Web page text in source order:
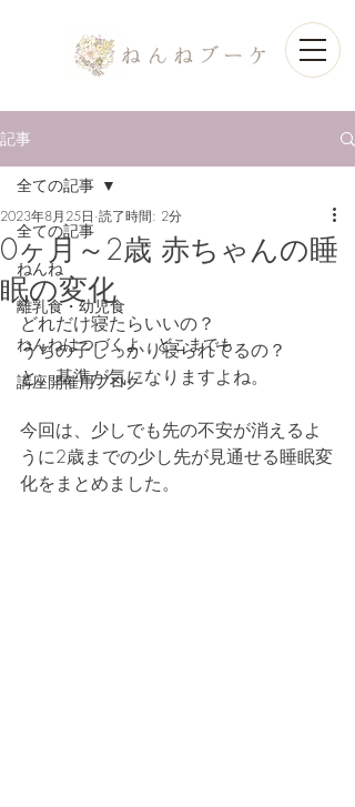
記事
全ての記事
ねんね
離乳食・幼児食
ねんねはつづくよ どこまでも
講座開催用ブログ
全ての記事
0ヶ月～2歳 赤ちゃんの睡
眠の変化
2023年8月25日 読了時間: 2分
どれだけ寝たらいいの？
うちの子しっかり寝られてるの？
と、基準が気になりますよね。
今回は、少しでも先の不安が消えるよ
うに2歳までの少し先が見通せる睡眠変
化をまとめました。